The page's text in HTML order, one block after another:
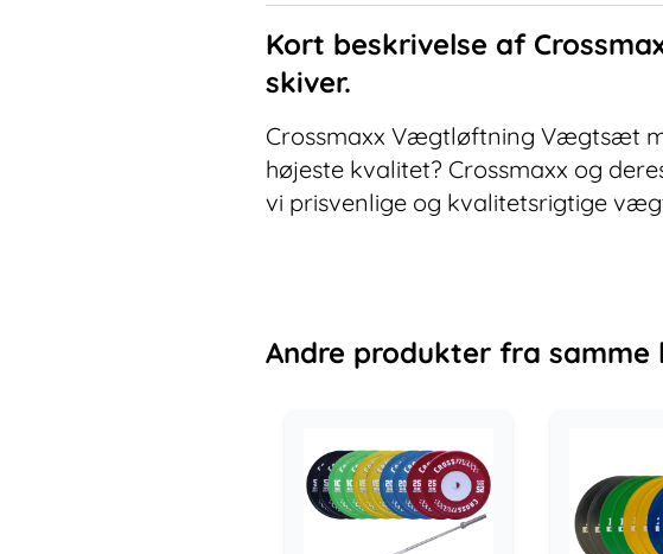
Kort beskrivelse af
skiver.
Crossmaxx Vægtløftning Vægtsæt
højeste kvalitet? Crossmaxx og
vi prisvenlige og kvalitetsrigtige
Andre produkter fra samme